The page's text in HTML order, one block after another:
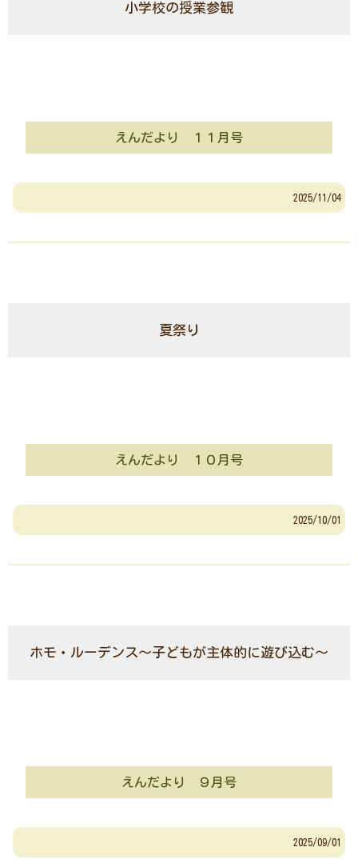
小学校の授業参観
えんだより １１月号
2025/11/04
夏祭り
えんだより １０月号
2025/10/01
ホモ・ルーデンス～子どもが主体的に遊び込む～
えんだより ９月号
2025/09/01